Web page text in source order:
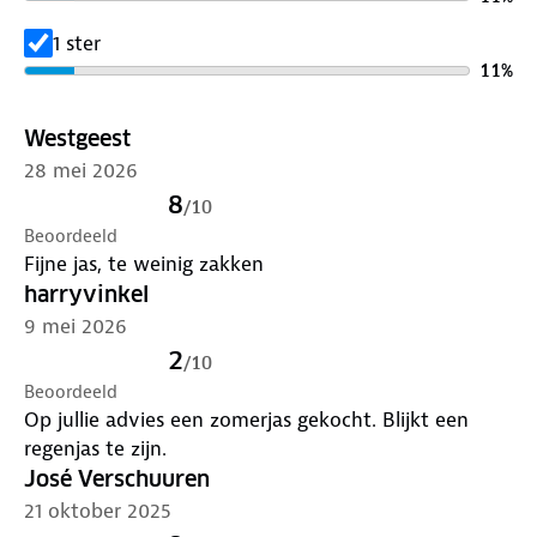
1 ster
11%
Westgeest
28 mei 2026
8/10
Beoordeeld
Fijne jas, te weinig zakken
harryvinkel
9 mei 2026
2/10
Beoordeeld
Op jullie advies een zomerjas gekocht. Blijkt een
regenjas te zijn.
José Verschuuren
21 oktober 2025